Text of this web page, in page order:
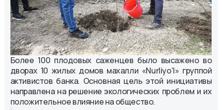
Более 100 плодовых саженцев было высажено во
дворах 10 жилых домов махалли «Nurliyo'l» группой
активистов банка. Основная цель этой инициативы
направлена на решение экологических проблем и их
положительное влияние на общество.